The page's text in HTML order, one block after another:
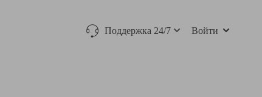
Поддержка 24/7 Войти